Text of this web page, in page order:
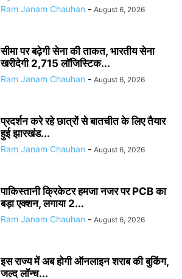
Ram Janam Chauhan - August 6, 2026
सीमा पर बढ़ेगी सेना की ताकत, भारतीय सेना
खरीदेगी 2,715 लॉजिस्टिक...
Ram Janam Chauhan - August 6, 2026
प्रदर्शन करे रहे छात्रों से बातचीत के लिए तैयार
हुई झारखंड...
Ram Janam Chauhan - August 6, 2026
पाकिस्तानी क्रिकेटर हमजा नजर पर PCB का
बड़ा एक्शन, लगाया 2...
Ram Janam Chauhan - August 6, 2026
इस राज्य में अब होगी ऑनलाइन शराब की बुकिंग,
जल्द लॉन्च...